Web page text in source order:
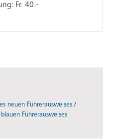
Fr. 40.-
neuen Führerausweises /
Führerausweises